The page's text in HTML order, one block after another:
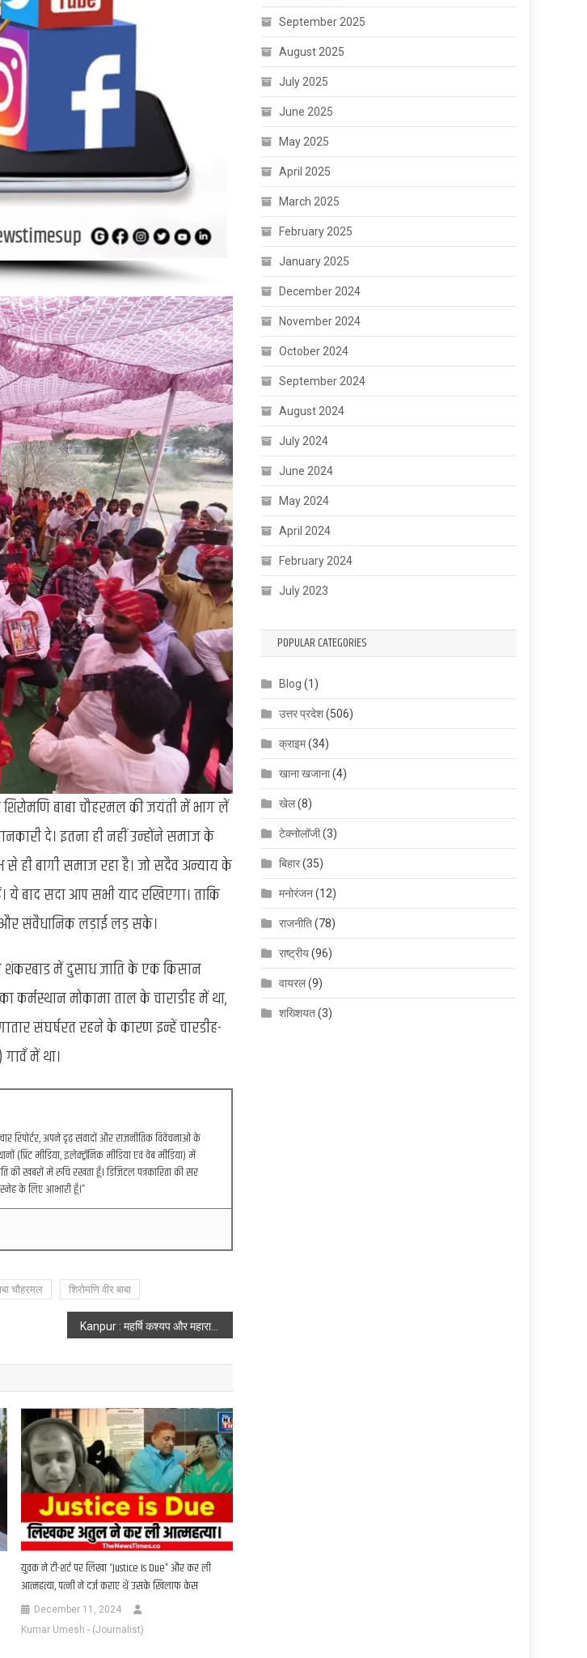
बाबा चौहरमल की जयंती में भाग लें
दे। इतना ही नहीं उन्होंने समाज के
से ही बागी समाज रहा है। जो सदैव अन्याय के
बाद सदा आप सभी याद रखिएगा। ताकि
संवैधानिक लड़ाई लड़ सके।
शंकरबाड में दुसाध ज़ाति के एक किसान
कर्मस्थान मोकामा ताल के चाराडीह में था,
संघर्षरत रहने के कारण इन्हें चारडीह-
में था।
रिपोर्टर, अपने दृढ़ संवादों और राजनीतिक विवेचनाओं के
(प्रिंट मीडिया, इलेक्ट्रॉनिक मीडिया एवं वेब मीडिया) में
की खबरों में रुचि रखता हूँ। डिजिटल पत्रकारिता की सर
के लिए आभारी हूँ।”
चौहरमल शिरोमणि वीर बाबा
Kanpur : महर्षि कश्यप और महाराजा गुहराज निषाद की जयंती पर किया गया भव्य आयोजन
युवक ने टी-शर्ट पर लिखा “Justice Is Due” और कर ली
आत्महत्या, पत्नी ने दर्ज कराए थें उसके खिलाफ केस
December 11, 2024
Kumar Umesh - (Journalist)
September 2025
August 2025
July 2025
June 2025
May 2025
April 2025
March 2025
February 2025
January 2025
December 2024
November 2024
October 2024
September 2024
August 2024
July 2024
June 2024
May 2024
April 2024
February 2024
July 2023
POPULAR CATEGORIES
Blog (1)
उत्तर प्रदेश(506)
क्राइम(34)
खाना खजाना(4)
खेल(8)
टेक्नोलॉजी(3)
बिहार(35)
मनोरंजन(12)
राजनीति(78)
राष्ट्रीय(96)
वायरल(9)
शख्शियत(3)